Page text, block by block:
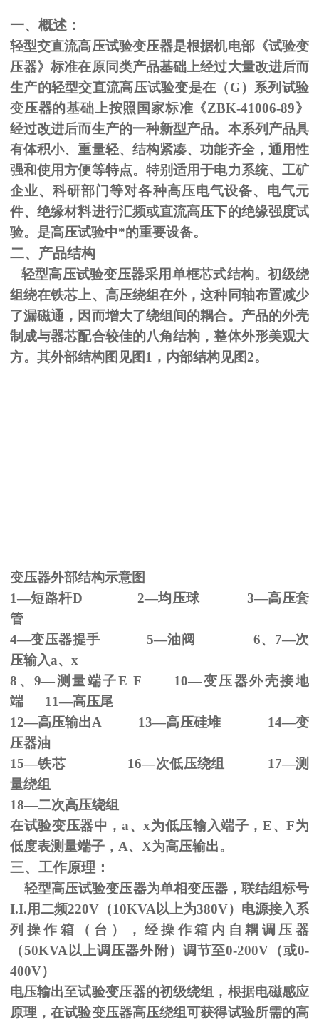
一、概述：
轻型交直流高压试验变压器是根据机电部《试验变
压器》标准在原同类产品基础上经过大量改进后而
生产的轻型交直流高压试验变是在（G）系列试验
变压器的基础上按照国家标准《ZBK-41006-89》
经过改进后而生产的一种新型产品。本系列产品具
有体积小、重量轻、结构紧凑、功能齐全，通用性
强和使用方便等特点。特别适用于电力系统、工矿
企业、科研部门等对各种高压电气设备、电气元
件、绝缘材料进行汇频或直流高压下的绝缘强度试
验。是高压试验中*的重要设备。
二、产品结构
轻型高压试验变压器采用单框芯式结构。初级绕
组绕在铁芯上、高压绕组在外，这种同轴布置减少
了漏磁通，因而增大了绕组间的耦合。产品的外壳
制成与器芯配合较佳的八角结构，整体外形美观大
方。其外部结构图见图1 ，内部结构见图2。
变压器外部结构示意图
1—短路杆D 2—均压球 3—高压套
管
4—变压器提手 5—油阀 6、 7—次
压输入a、 x
8、9—测量端子E F 10—变压器外壳接地
端 11—高压尾
12—高压输出A 13—高压硅堆 14—变
压器油
15—铁芯 16—次低压绕组 17—测
量绕组
18—二次高压绕组
在试验变压器中，a、x为低压输入端子，E、F为
低度表测量端子， A、 X为高压输出。
三、工作原理：
轻型高压试验变压器为单相变压器，联结组标号
I.I.用二频220V （10KVA 以上为380V）电源接入系
列操作箱（台），经操作箱内自耦调压器
（50KVA 以上调压器外附）调节至0-200V（或0-
400V）
电压输出至试验变压器的初级绕组，根据电磁感应
原理，在试验变压器高压绕组可获得试验所需的高